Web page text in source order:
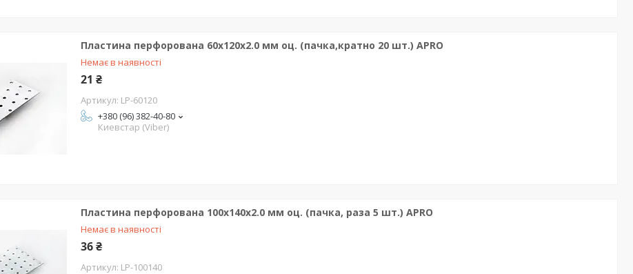
Пластина перфорована 60х120х2.0 мм оц. (пачка,кратно 20 шт.) APRO
Немає в наявності
21 ₴
LP-60120
+380 (96) 382-40-80
Киевстар (Viber)
Пластина перфорована 100х140х2.0 мм оц. (пачка, раза 5 шт.) APRO
Немає в наявності
36 ₴
LP-100140